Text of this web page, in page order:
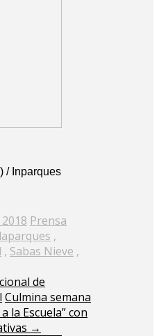
/ Inparques
Prensa
,
, Sabas Nieve ,
de
Culmina semana
la Escuela” con
→